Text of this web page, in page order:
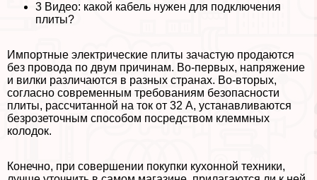
3 Видео: какой кабель нужен для подключения
плиты?
Импортные электрические плиты зачастую продаются
без провода по двум причинам. Во-первых, напряжение
и вилки различаются в разных странах. Во-вторых,
согласно современным требованиям безопасности
плиты, рассчитанной на ток от 32 А, устанавливаются
безрозеточным способом посредством клеммных
колодок.
Конечно, при совершении покупки кухонной техники,